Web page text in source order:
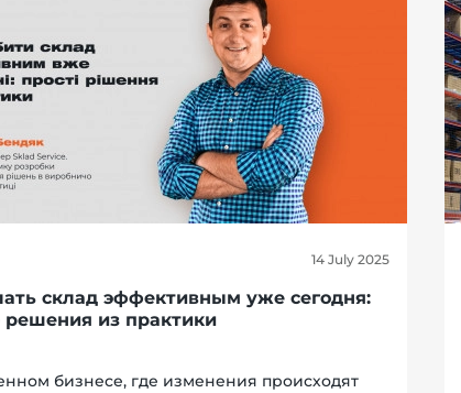
14 July 2025
склад эффективным уже сегодня:
решения из практики
бизнесе, где изменения происходят